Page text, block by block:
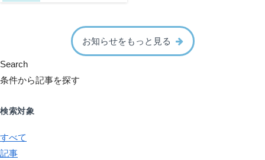
お知らせをもっと見る
Search
条件から記事を探す
検索対象
すべて
記事